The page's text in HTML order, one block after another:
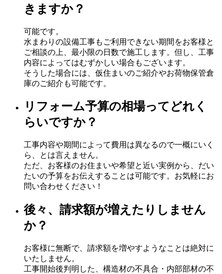
きますか？
可能です。
水まわりの設備工事もご利用できない期間をお客様と
ご相談の上、最小限の日数で施工します。但し、工事
内容によってはむずかしい場合もございます。
そうした場合には、仮住まいのご紹介やお荷物保管倉
庫のご紹介も可能です。
リフォーム予算の相場ってどれく
らいですか？
工事内容や期間によって費用は異なるので一概にいく
ら、とは言えません。
ただ、お客様のお住まいや希望と近い実例から、だい
たいの予算をお伝えすることは可能です。お気軽にお
問い合わせください！
後々、請求額が増えたりしません
か？
お客様に無断で、請求額を増やすようなことは絶対に
いたしません。
工事開始後判明した、構造材の不具合・内部部材の不